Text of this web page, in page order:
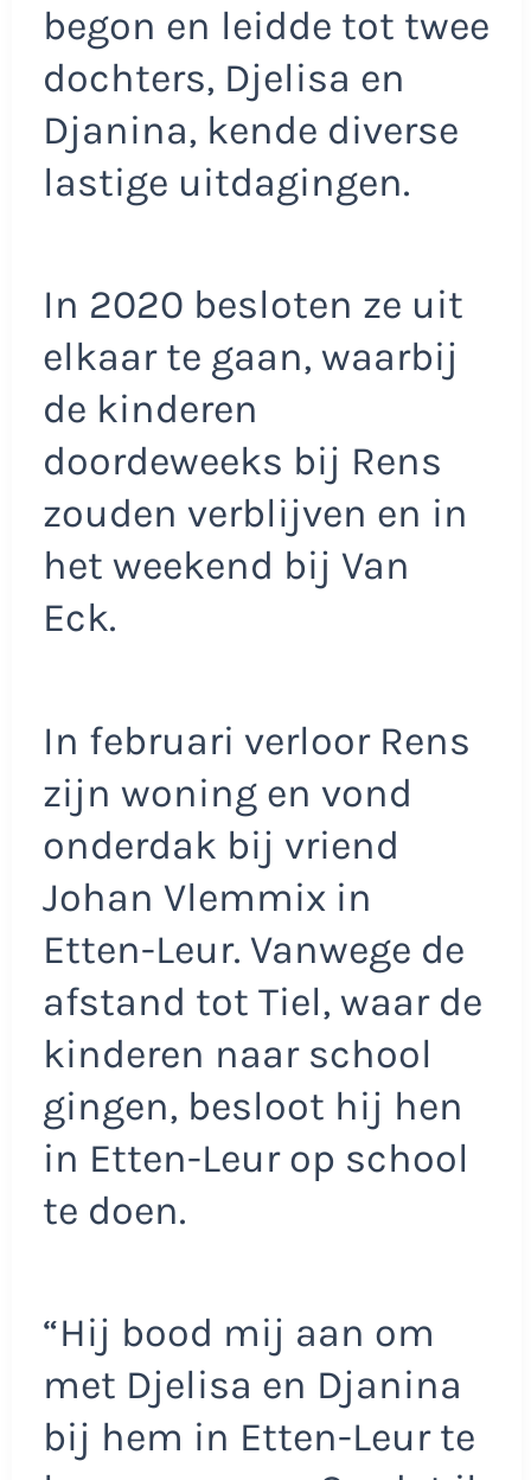
begon en leidde tot twee
dochters, Djelisa en
Djanina, kende diverse
lastige uitdagingen.
In 2020 besloten ze uit
elkaar te gaan, waarbij
de kinderen
doordeweeks bij Rens
zouden verblijven en in
het weekend bij Van
Eck.
In februari verloor Rens
zijn woning en vond
onderdak bij vriend
Johan Vlemmix in
Etten-Leur. Vanwege de
afstand tot Tiel, waar de
kinderen naar school
gingen, besloot hij hen
in Etten-Leur op school
te doen.
“Hij bood mij aan om
met Djelisa en Djanina
bij hem in Etten-Leur te